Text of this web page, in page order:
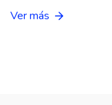
Ver más